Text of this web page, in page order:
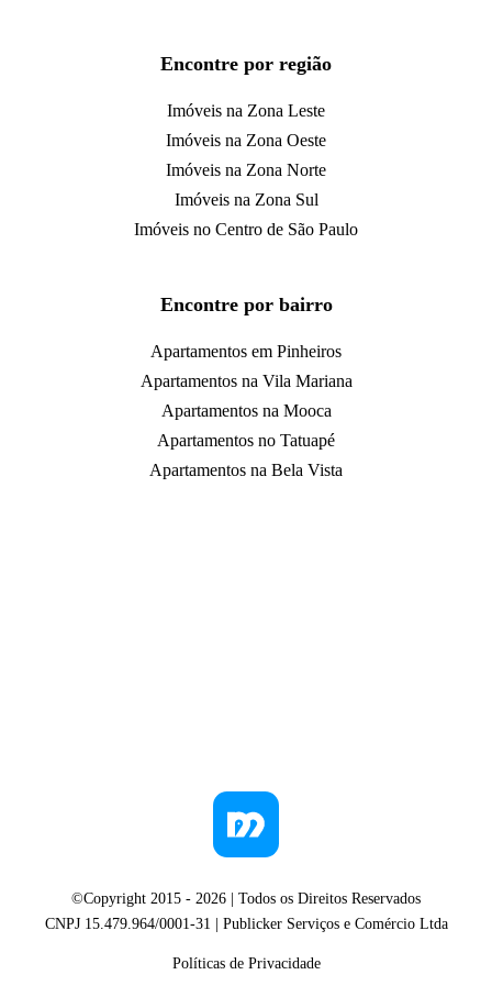
Encontre por região
Imóveis na Zona Leste
Imóveis na Zona Oeste
Imóveis na Zona Norte
Imóveis na Zona Sul
Imóveis no Centro de São Paulo
Encontre por bairro
Apartamentos em Pinheiros
Apartamentos na Vila Mariana
Apartamentos na Mooca
Apartamentos no Tatuapé
Apartamentos na Bela Vista
©Copyright 2015 - 2026 | Todos os Direitos Reservados
CNPJ 15.479.964/0001-31 | Publicker Serviços e Comércio Ltda
Políticas de Privacidade